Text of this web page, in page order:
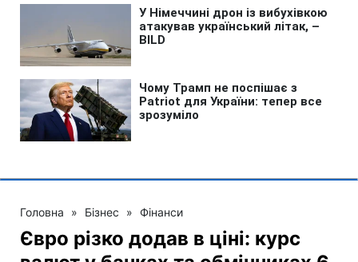
Головна » Бізнес » Фінанси
Євро різко додав в ціні: курс